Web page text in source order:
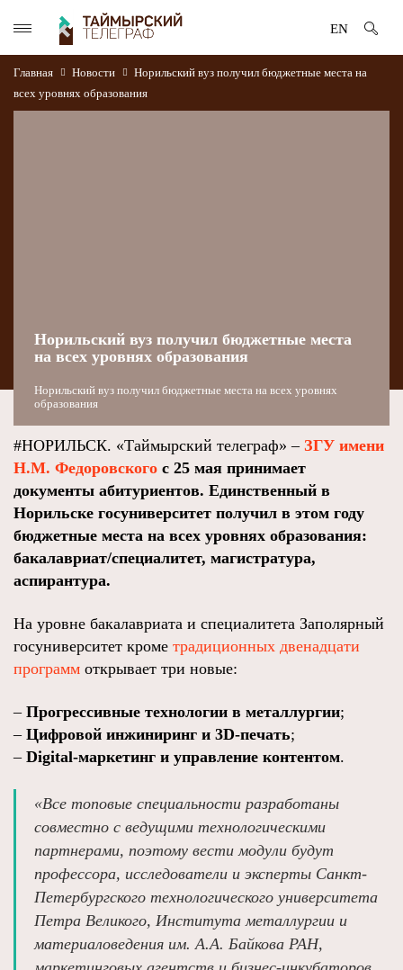
EN
Главная Новости
Норильский вуз получил бюджетные места на
всех уровнях образования
Норильский вуз получил бюджетные места
на всех уровнях образования
Норильский вуз получил бюджетные места на всех уровнях
образования
#НОРИЛЬСК. «Таймырский телеграф» – ЗГУ имени
Н.М. Федоровского с 25 мая принимает
документы абитуриентов. Единственный в
Норильске госуниверситет получил в этом году
бюджетные места на всех уровнях образования:
бакалавриат/специалитет, магистратура,
аспирантура.
На уровне бакалавриата и специалитета Заполярный
госуниверситет кроме традиционных двенадцати
программ открывает три новые:
– Прогрессивные технологии в металлургии;
– Цифровой инжиниринг и 3D-печать;
– Digital-маркетинг и управление контентом.
«Все топовые специальности разработаны
совместно с ведущими технологическими
партнерами, поэтому вести модули будут
профессора, исследователи и эксперты Санкт-
Петербургского технологического университета
Петра Великого, Института металлургии и
материаловедения им. А.А. Байкова РАН,